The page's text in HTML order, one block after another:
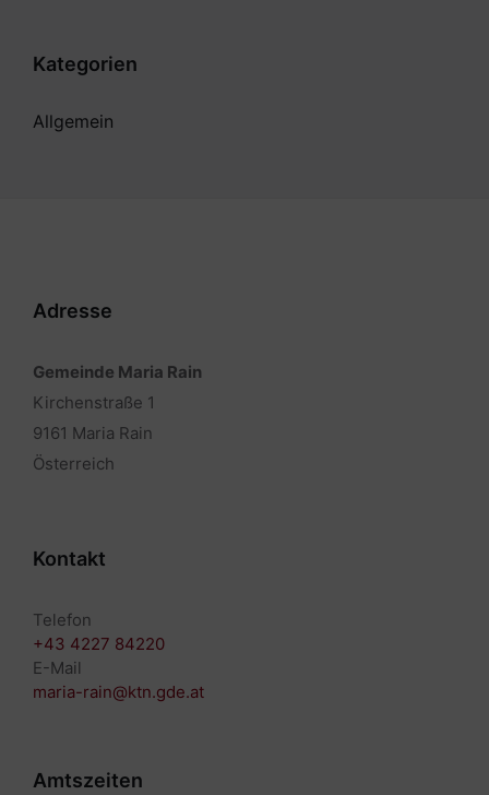
Kategorien
Allgemein
Adresse
Gemeinde Maria Rain
Kirchenstraße 1
9161 Maria Rain
Österreich
Kontakt
Telefon
+43 4227 84220
E-Mail
maria-rain@ktn.gde.at
Amtszeiten